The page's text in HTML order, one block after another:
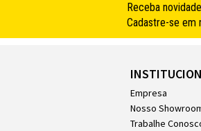
Receba
Cadastre-se em
Empresa
Nosso
Trabalhe